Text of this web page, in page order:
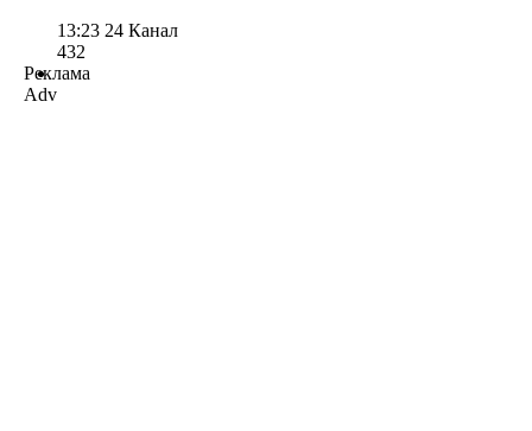
13:23 24 Канал
432
Реклама
Adv